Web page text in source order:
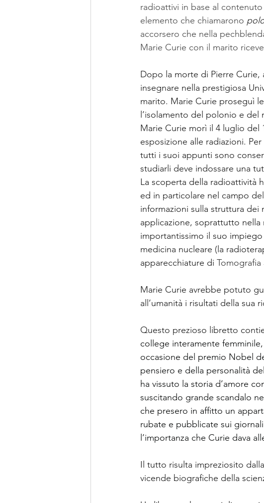
radioattivi in base al
elemento che chiamarono
accorsero che nella
Marie Curie con il marito
Dopo la morte di Pierre Curie,
insegnare nella prestigiosa
marito. Marie Curie proseguì
l’isolamento del polonio e
Marie Curie morì il 4 luglio del
esposizione alle radiazioni.
tutti i suoi appunti sono
studiarli deve indossare una
La scoperta della radioattività
ed in particolare nel campo
informazioni sulla struttura
applicazione, soprattutto
importantissimo il suo
medicina nucleare (la
apparecchiature di
Marie Curie avrebbe potuto
all’umanità i risultati della sua
Questo prezioso libretto
college interamente
occasione del premio Nobel
pensiero e della personalità
ha vissuto la storia d’amore
suscitando grande scandalo
che presero in affitto un
rubate e pubblicate sui
l’importanza che Curie dava
Il tutto risulta impreziosito
vicende biografiche della